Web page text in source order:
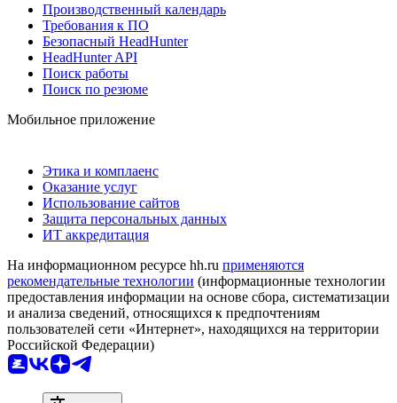
Производственный календарь
Требования к ПО
Безопасный HeadHunter
HeadHunter API
Поиск работы
Поиск по резюме
Мобильное приложение
Этика и комплаенс
Оказание услуг
Использование сайтов
Защита персональных данных
ИТ аккредитация
На информационном ресурсе hh.ru применяются
рекомендательные технологии (информационные технологии
предоставления информации на основе сбора, систематизации
и анализа сведений, относящихся к предпочтениям
пользователей сети «Интернет», находящихся на территории
Российской Федерации)